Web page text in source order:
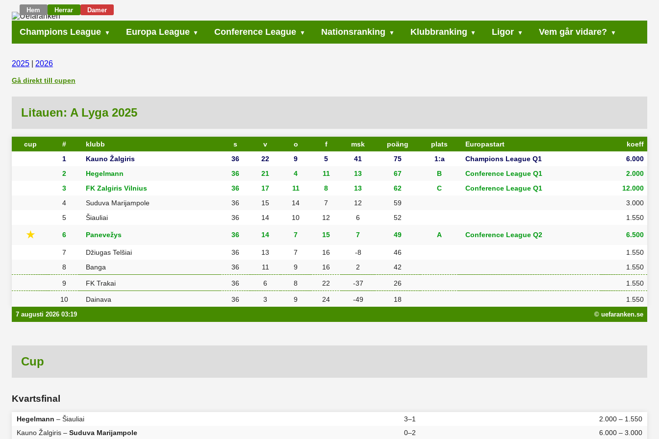
Hem Herrar Damer
Champions League Europa League Conference League Nationsranking Klubbranking Ligor Vem går vidare?
2025 2026
Gå direkt till cupen
Litauen: A Lyga 2025
cup # klubb s v o f msk poäng plats Europastart
koeff
1
Kauno Žalgiris 36 22 9 5 41 75 1:a Champions League Q1
6.000
2
Hegelmann 36 21 4 11 13 67 B Conference League Q1
2.000
3
FK Zalgiris Vilnius 36 17 11 8 13 62 C Conference League Q1
12.000
4
Suduva Marijampole 36 15 14 7 12 59
3.000
5
Šiauliai 36 14 10 12 6 52 1.550
★ 6 Panevežys 36 14 7 15 7 49 A Conference League Q2 6.500
7 Džiugas Telšiai 36 13 7 16 -8 46
1.550
8
Banga 36 11 9 16 2 42 1.550
9 FK Trakai 36 6 8 22 -37 26 1.550
10 Dainava 36 3 9 24 -49 18 1.550
7 augusti 2026 03:19 © uefaranken.se
Cup
Kvartsfinal
Hegelmann – Šiauliai 3–1
2.000 – 1.550
Kauno Žalgiris – Suduva Marijampole 0–2 6.000 – 3.000